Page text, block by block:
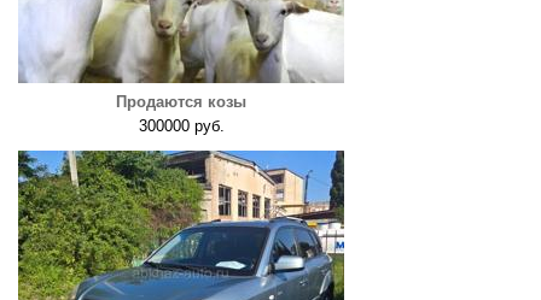
Продаются козы
300000 руб.